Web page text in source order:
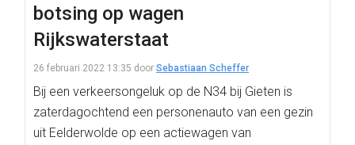
botsing op wagen
Rijkswaterstaat
26 februari 2022 13:35 door Sebastiaan Scheffer
Bij een verkeersongeluk op de N34 bij Gieten is
zaterdagochtend een personenauto van een gezin
uit Eelderwolde op een actiewagen van